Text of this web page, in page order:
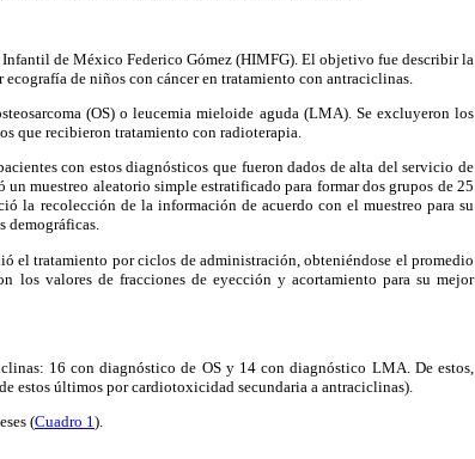
de México Federico Gómez (HIMFG). El objetivo fue describir la
de niños con cáncer en tratamiento con antraciclinas.
(OS) o leucemia mieloide aguda (LMA). Se excluyeron los
que recibieron tratamiento con radioterapia.
con estos diagnósticos que fueron dados de alta del servicio de
muestreo aleatorio simple estratificado para formar dos grupos de 25
la recolección de la información de acuerdo con el muestreo para su
demográficas.
el tratamiento por ciclos de administración, obteniéndose el promedio
los valores de fracciones de eyección y acortamiento para su mejor
16 con diagnóstico de OS y 14 con diagnóstico LMA. De estos,
estos últimos por cardiotoxicidad secundaria a antraciclinas).
(Cuadro 1).